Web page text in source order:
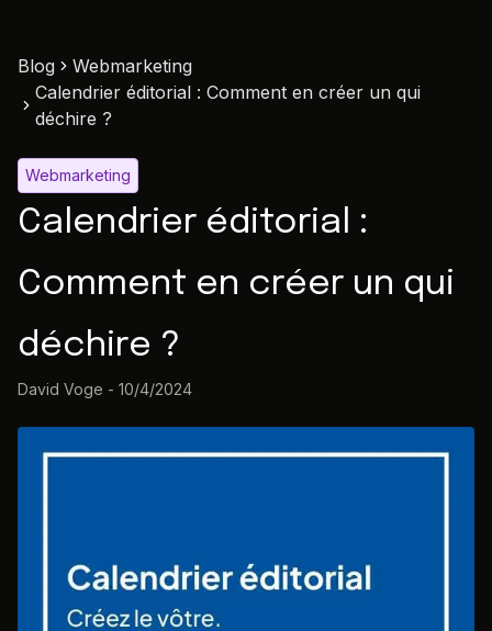
Webmarketing
Calendrier éditorial :
Comment en créer un qui
déchire ?
David Voge - 10/4/2024
Blog
Webmarketing
Calendrier éditorial : Comment en créer un qui
déchire ?